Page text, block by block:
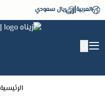
العربية| ريال سعودي
الرئيسية